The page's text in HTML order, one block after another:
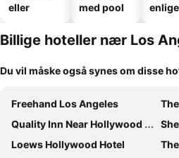
eller
med pool
enlige
Billige hoteller nær Los
Du vil måske også synes om disse
Freehand Los Angeles
The
Quality Inn Near Hollywood Walk of Fame
Loews Hollywood Hotel